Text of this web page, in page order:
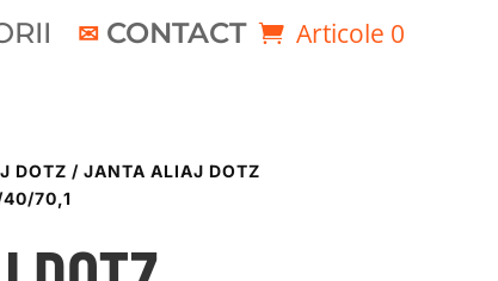
CONTACT Articole 0
DOTZ / JANTA ALIAJ DOTZ
40/70,1